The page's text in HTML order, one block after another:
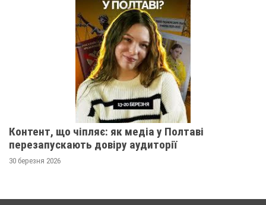
Контент, що чіпляє: як медіа у Полтаві
перезапускають довіру аудиторії
30 березня 2026